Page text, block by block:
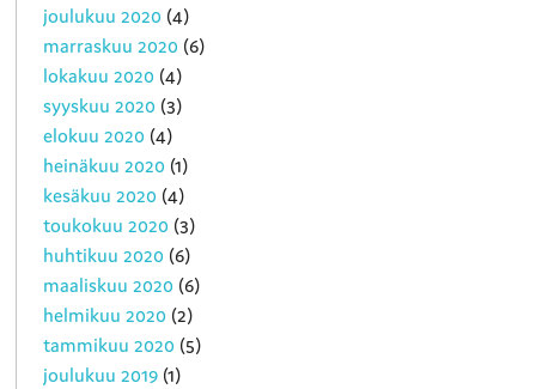
joulukuu 2020 (4)
marraskuu 2020 (6)
lokakuu 2020 (4)
syyskuu 2020 (3)
elokuu 2020 (4)
heinäkuu 2020 (1)
kesäkuu 2020 (4)
toukokuu 2020 (3)
huhtikuu 2020 (6)
maaliskuu 2020 (6)
helmikuu 2020 (2)
tammikuu 2020 (5)
joulukuu 2019 (1)